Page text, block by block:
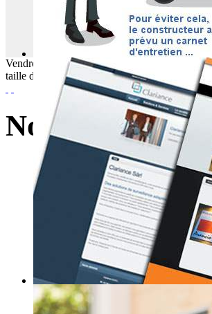
Vendredi Août 2026
taille du texte
Noemi